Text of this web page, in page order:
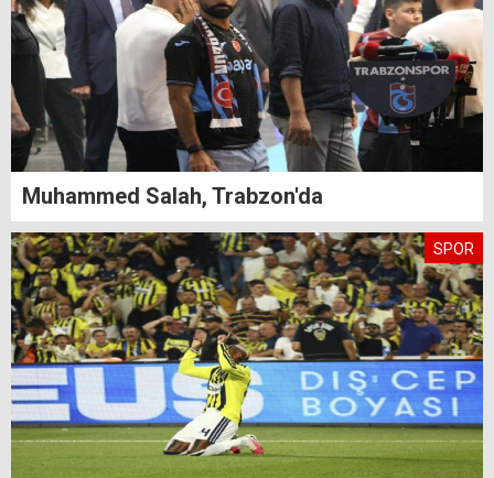
Muhammed Salah, Trabzon'da
SPOR